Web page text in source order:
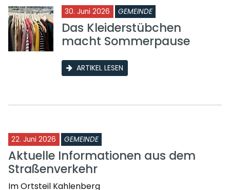
30. Juni 2026 GEMEINDE
Das Kleiderstübchen
macht Sommerpause
ARTIKEL LESEN
22. Juni 2026 GEMEINDE
Aktuelle Informationen aus dem
Straßenverkehr
Im Ortsteil Kahlenberg